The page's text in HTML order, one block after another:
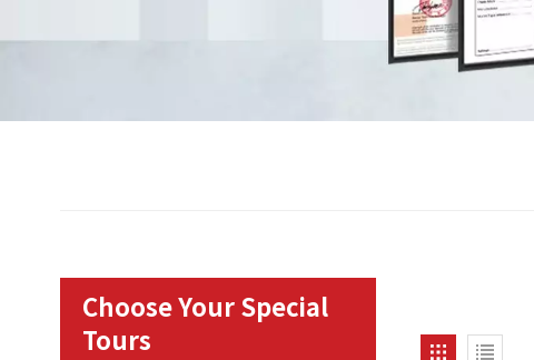
Choose Your Special
Tours